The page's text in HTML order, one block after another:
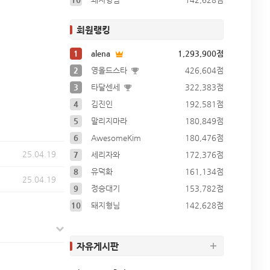
25.04.19
25.04.19
회원랭킹
1 alena
1,293,900점
2
영올드스타
426,604점
3
타달센세
322,383점
4
김진인
192,581점
5
말리지마라
180,849점
6
AwesomeKim
180,476점
7
세리자와
172,376점
8
유덕화
161,134점
9
정승대기
153,782점
10
돼지형님 142,628점
자유게시판